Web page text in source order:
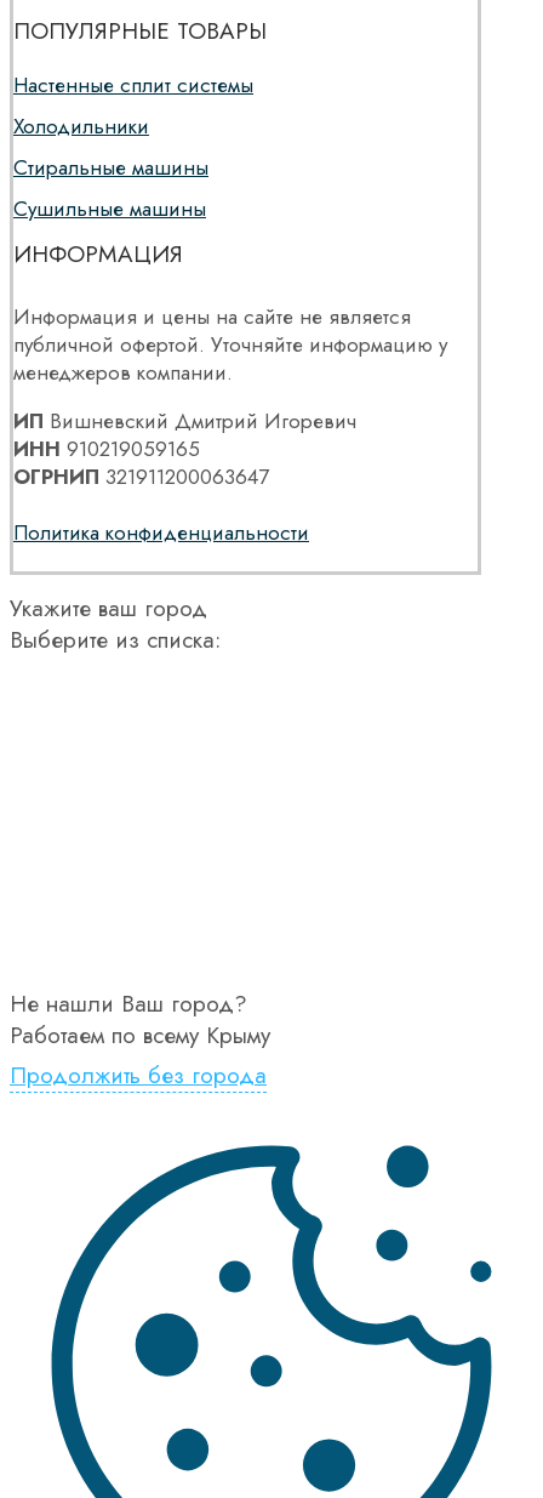
ПОПУЛЯРНЫЕ ТОВАРЫ
Настенные сплит системы
Холодильники
Стиральные машины
Сушильные машины
ИНФОРМАЦИЯ
Информация и цены на сайте не является
публичной офертой. Уточняйте информацию у
менеджеров компании.
ИП Вишневский Дмитрий Игоревич
ИНН 910219059165
ОГРНИП 321911200063647
Политика конфиденциальности
Укажите ваш город
Выберите из списка:
Не нашли Ваш город?
Работаем по всему Крыму
Продолжить без города